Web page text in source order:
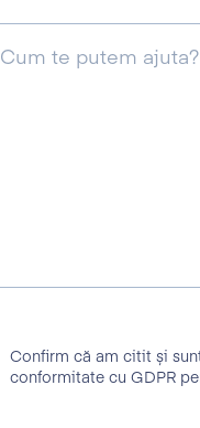
Cum te putem ajuta?
Confirm că am citit și
conformitate cu GDPR